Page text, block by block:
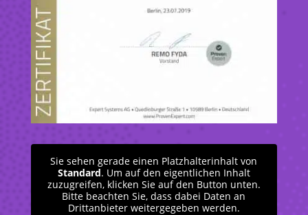
Sie sehen gerade einen Platzhalterinhalt von
Standard. Um auf den eigentlichen Inhalt
zuzugreifen, klicken Sie auf den Button unten.
Bitte beachten Sie, dass dabei Daten an
Drittanbieter weitergegeben werden.